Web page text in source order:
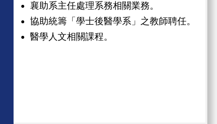
襄助系主任處理系務相關業務。
協助統籌「學士後醫學系」之教師聘任。
醫學人文相關課程。